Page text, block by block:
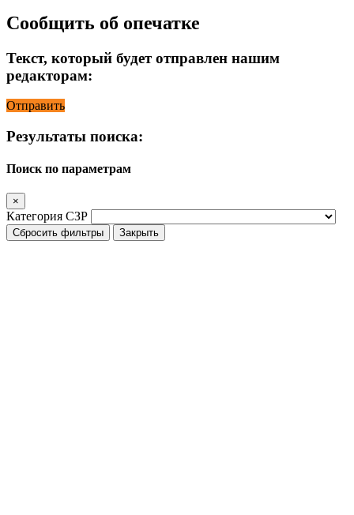
Сообщить об опечатке
Текст, который будет отправлен нашим
редакторам:
Отправить
Результаты поиска:
Поиск по параметрам
×
Категория СЗР
Сбросить фильтры Закрыть